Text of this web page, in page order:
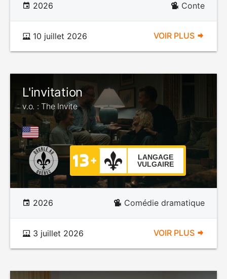
2026 Conte
10 juillet 2026 VOIR PLUS
L'invitation
v.o. : The Invite
LANGAGE
VULGAIRE
2026 Comédie dramatique
3 juillet 2026 VOIR PLUS